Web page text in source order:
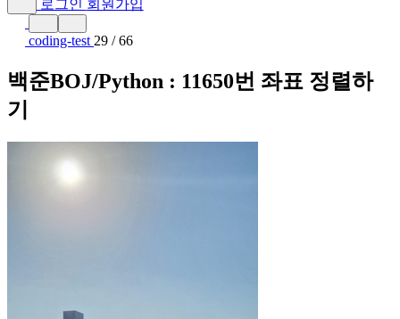
로그인 회원가입
coding-test 29 / 66
백준BOJ/Python : 11650번 좌표 정렬하
기